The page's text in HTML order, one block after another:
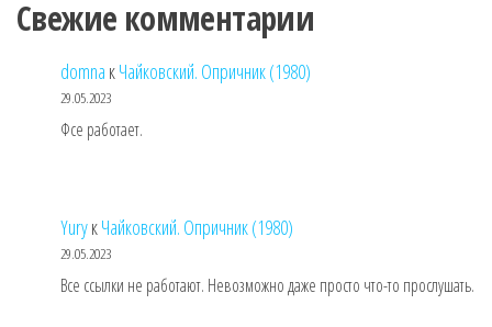
Свежие комментарии
domna кЧайковский. Опричник (1980)
29.05.2023
Фсе работает.
YuryкЧайковский. Опричник (1980)
29.05.2023
Все ссылки не работают. Невозможно даже просто что-то прослушать.